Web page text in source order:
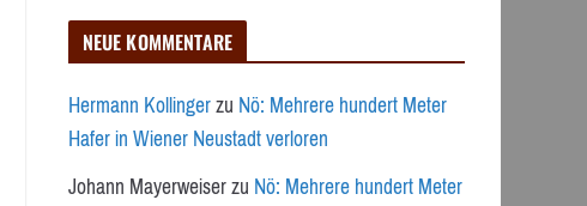
NEUE KOMMENTARE
Hermann KollingerzuNö: Mehrere hundert Meter
Hafer in Wiener Neustadt verloren
Johann MayerweiserzuNö: Mehrere hundert Meter